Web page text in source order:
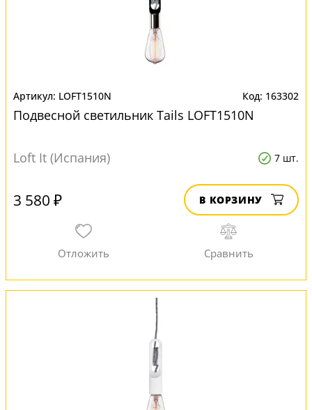
LOFT1510N 163302
Подвесной светильник Tails LOFT1510N
Loft It (Испания) 7 шт.
3 580 ₽ В КОРЗИНУ